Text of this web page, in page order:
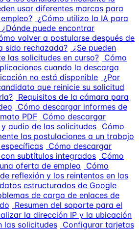
usar diferentes marcas para
¿Cómo utilizo la IA para
¿Dónde puede encontrar
volver a postularse después de
sido rechazada? ¿Se pueden
las solicitudes en curso? Cómo
cuando la descarga
no está disponible ¿Por
que reinicie su solicitud
Requisitos de la cámara para
Cómo descargar informes de
PDF Cómo descargar
audio de las solicitudes Cómo
las postulaciones a un trabajo
Cómo descargar
subtítulos integrados Cómo
oferta de empleo
Cómo
reflexión y los reintentos en las
estructurados de Google
de carga de enlaces de
Resumen del soporte para el
la dirección IP y la ubicación
las solicitudes Configurar tarjetas